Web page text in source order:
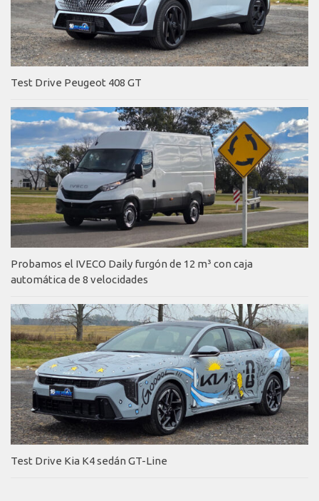
Test Drive Peugeot 408 GT
Probamos el IVECO Daily furgón de 12 m³ con caja
automática de 8 velocidades
Test Drive Kia K4 sedán GT-Line